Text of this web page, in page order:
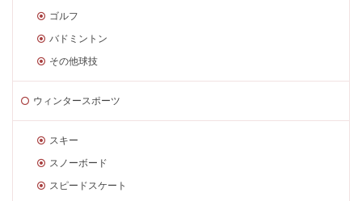
ゴルフ
バドミントン
その他球技
ウィンタースポーツ
スキー
スノーボード
スピードスケート